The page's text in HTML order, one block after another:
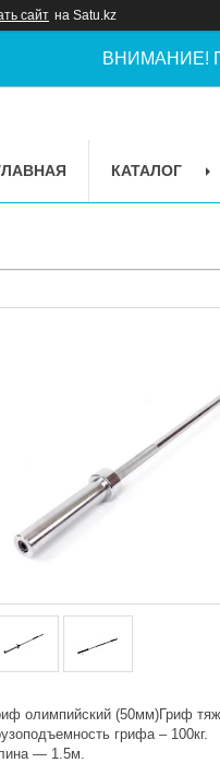
сайт на Satu.kz
ВНИМАНИЕ!
КАТАЛОГ
олимпийский (50мм)Гриф
грифа – 100кг.
― 1.5м.